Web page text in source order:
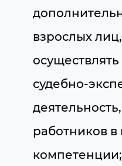
взрослых
судебно-
работников в
компетенции;